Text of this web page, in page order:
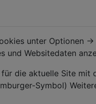
unter Optionen
und Websitedaten
die aktuelle Site mit
Symbol)